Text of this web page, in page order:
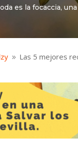
es la focaccia,
9 Las 5 mejores